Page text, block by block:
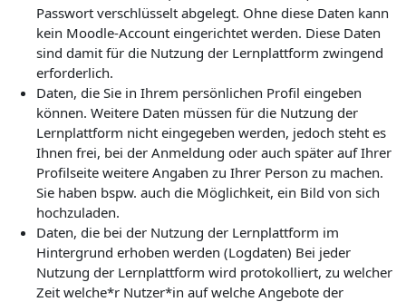
Passwort verschlüsselt abgelegt. Ohne diese Daten kann
kein Moodle-Account eingerichtet werden. Diese Daten
sind damit für die Nutzung der Lernplattform zwingend
erforderlich.
Daten, die Sie in Ihrem persönlichen Profil eingeben
können. Weitere Daten müssen für die Nutzung der
Lernplattform nicht eingegeben werden, jedoch steht es
Ihnen frei, bei der Anmeldung oder auch später auf Ihrer
Profilseite weitere Angaben zu Ihrer Person zu machen.
Sie haben bspw. auch die Möglichkeit, ein Bild von sich
hochzuladen.
Daten, die bei der Nutzung der Lernplattform im
Hintergrund erhoben werden (Logdaten) Bei jeder
Nutzung der Lernplattform wird protokolliert, zu welcher
Zeit welche*r Nutzer*in auf welche Angebote der